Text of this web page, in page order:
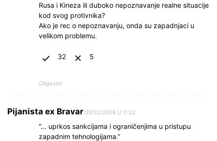
Rusa i Kineza ili duboko nepoznavanje realne situacije
kod svog protivnika?
Ako je rec o nepoznavanju, onda su zapadnjaci u
velikom problemu.
32 5
Odgovori
Pijanista ex Bravar 03/02/2026 U 11:22
“… uprkos sankcijama i ograničenjima u pristupu
zapadnim tehnologijama.”